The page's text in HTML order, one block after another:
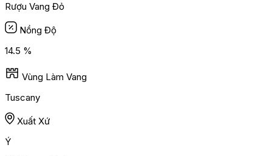
Rượu Vang Đỏ
Nồng Độ
14.5 %
Vùng Làm Vang
Tuscany
Xuất Xứ
Ý